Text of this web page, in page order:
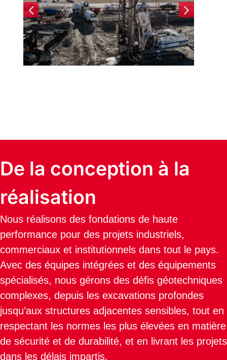
De la conception à la
réalisation
Nous réalisons des fondations de haute
performance pour des projets industriels,
commerciaux et institutionnels dans tout le pays.
Avec des équipes intégrées et des équipements
spécialisés, nous gérons des défis géotechniques
complexes, depuis les excavations profondes
jusqu’aux structures adjacentes sensibles, tout en
respectant les normes les plus élevées en matière
de sécurité et de durabilité, et en livrant les projets
dans les délais impartis.